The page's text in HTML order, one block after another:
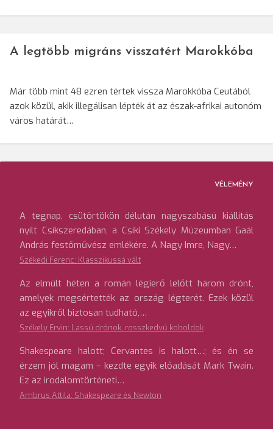
A legtöbb migráns visszatért Marokkóba
Már több mint 48 ezren tértek vissza Marokkóba Ceutából
azok közül, akik illegálisan lépték át az észak-afrikai autonóm
város határát…
VÉLEMÉNY
A tegnap, csütörtökön délután nagyszabású kiállítás
nyílt Csíkszeredában, a Csíki Székely Múzeumban Gaál
András festőművész emlékére. A Nagy Imre, Nagy…
Székedi Ferenc: Klasszikussá vált
Az elmúlt héten a román légierő lelőtt három drónt,
amelyek megsértették az ország légterét. Ezek közül
az egyikről biztosan tudható,…
Székely Ervin: Lassú drónok, rosszkedvű koboldok
Shakespeare halott; Cervantes is halott…; és én se
érzem jól magam – kezdte egyik előadását Mark Twain.
Ez az irodalomtörténeti…
Ambrus Attila: Shakespeare és Newton